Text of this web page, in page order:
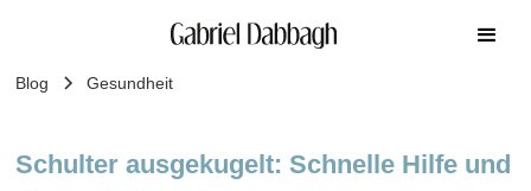
Blog Gesundheit
Schulter ausgekugelt: Schnelle Hilfe und